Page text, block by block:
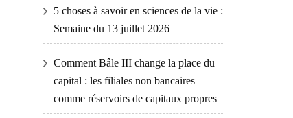
5 choses à savoir en sciences de la vie :
Semaine du 13 juillet 2026
Comment Bâle III change la place du
capital : les filiales non bancaires
comme réservoirs de capitaux propres